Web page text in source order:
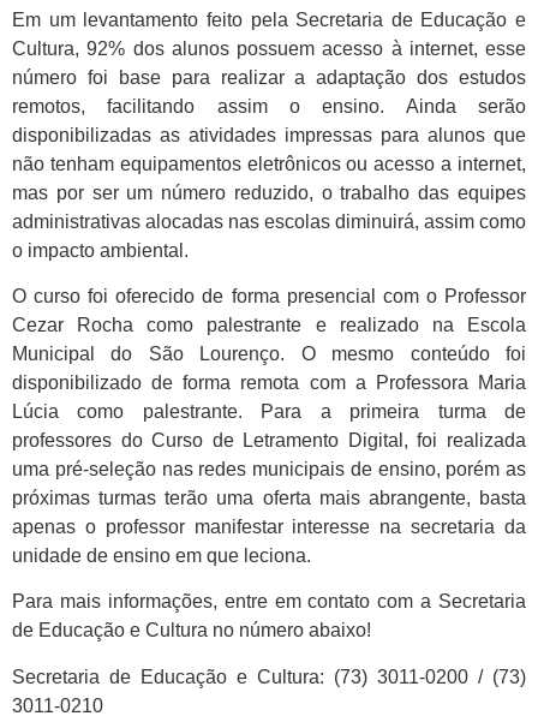
Em um levantamento feito pela Secretaria de Educação e
Cultura, 92% dos alunos possuem acesso à internet, esse
número foi base para realizar a adaptação dos estudos
remotos, facilitando assim o ensino. Ainda serão
disponibilizadas as atividades impressas para alunos que
não tenham equipamentos eletrônicos ou acesso a internet,
mas por ser um número reduzido, o trabalho das equipes
administrativas alocadas nas escolas diminuirá, assim como
o impacto ambiental.
O curso foi oferecido de forma presencial com o Professor
Cezar Rocha como palestrante e realizado na Escola
Municipal do São Lourenço. O mesmo conteúdo foi
disponibilizado de forma remota com a Professora Maria
Lúcia como palestrante. Para a primeira turma de
professores do Curso de Letramento Digital, foi realizada
uma pré-seleção nas redes municipais de ensino, porém as
próximas turmas terão uma oferta mais abrangente, basta
apenas o professor manifestar interesse na secretaria da
unidade de ensino em que leciona.
Para mais informações, entre em contato com a Secretaria
de Educação e Cultura no número abaixo!
Secretaria de Educação e Cultura: (73) 3011-0200 / (73)
3011-0210